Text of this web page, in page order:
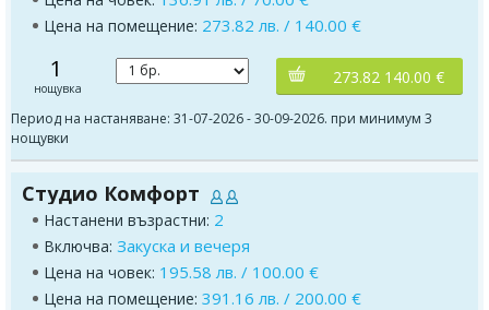
Цена на помещение: 273.82 лв. / 140.00 €
1
нощувка
273.82 140.00 €
Период на настаняване: 31-07-2026 - 30-09-2026. при минимум 3
нощувки
Студио Комфорт
Настанени възрастни: 2
Включва: Закуска и вечеря
Цена на човек: 195.58 лв. / 100.00 €
Цена на помещение: 391.16 лв. / 200.00 €